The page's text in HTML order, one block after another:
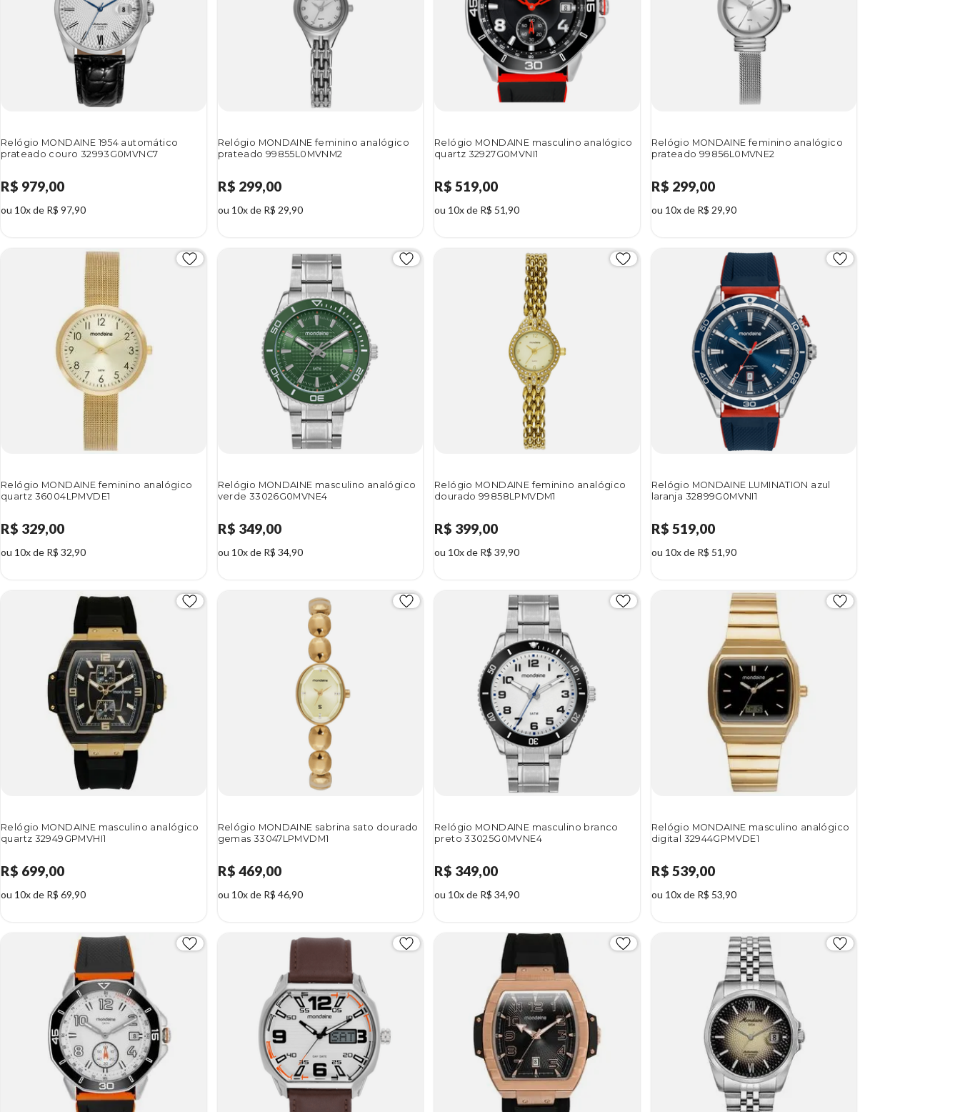
Relógio MONDAINE 1954 automático
prateado couro 32993G0MVNC7
R$ 979,00
ou 10x de R$ 97,90
Relógio MONDAINE feminino analógico
prateado 99855L0MVNM2
R$ 299,00
ou 10x de R$ 29,90
Relógio MONDAINE masculino analógico
quartz 32927G0MVNI1
R$ 519,00
ou 10x de R$ 51,90
Relógio MONDAINE feminino analógico
prateado 99856L0MVNE2
R$ 299,00
ou 10x de R$ 29,90
Relógio MONDAINE feminino analógico
quartz 36004LPMVDE1
R$ 329,00
ou 10x de R$ 32,90
Relógio MONDAINE masculino analógico
verde 33026G0MVNE4
R$ 349,00
ou 10x de R$ 34,90
Relógio MONDAINE feminino analógico
dourado 99858LPMVDM1
R$ 399,00
ou 10x de R$ 39,90
Relógio MONDAINE LUMINATION azul
laranja 32899G0MVNI1
R$ 519,00
ou 10x de R$ 51,90
Relógio MONDAINE masculino analógico
quartz 32949GPMVHI1
R$ 699,00
ou 10x de R$ 69,90
Relógio MONDAINE sabrina sato dourado
gemas 33047LPMVDM1
R$ 469,00
ou 10x de R$ 46,90
Relógio MONDAINE masculino branco
preto 33025G0MVNE4
R$ 349,00
ou 10x de R$ 34,90
Relógio MONDAINE masculino analógico
digital 32944GPMVDE1
R$ 539,00
ou 10x de R$ 53,90